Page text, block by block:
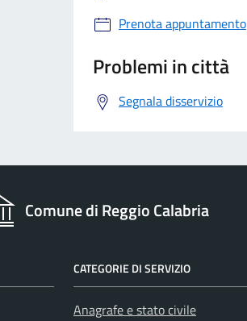
Prenota appuntamento
Problemi in città
Segnala disservizio
Comune di Reggio Calabria
CATEGORIE DI SERVIZIO
Anagrafe e stato civile